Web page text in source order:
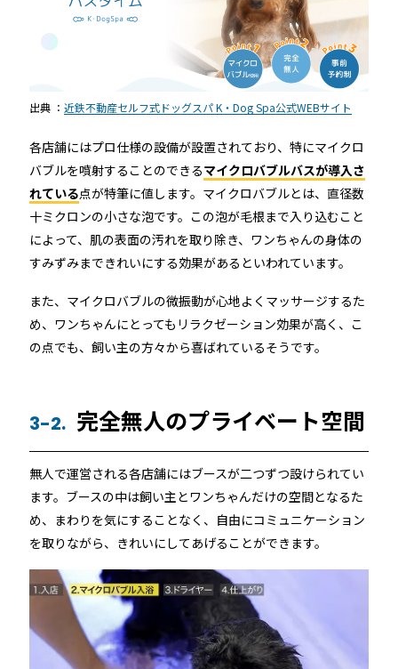
出典 ： 近鉄不動産セルフ式ドッグスパ K・Dog Spa公式WEBサイト
各店舗にはプロ仕様の設備が設置されており、特にマイクロ
バブルを噴射することのできるマイクロバブルバスが導入さ
れている点が特筆に値します。マイクロバブルとは、直径数
十ミクロンの小さな泡です。この泡が毛根まで入り込むこと
によって、肌の表面の汚れを取り除き、ワンちゃんの身体の
すみずみまできれいにする効果があるといわれています。
また、マイクロバブルの微振動が心地よくマッサージするた
め、ワンちゃんにとってもリラクゼーション効果が高く、こ
の点でも、飼い主の方々から喜ばれているそうです。
3-2. 完全無人のプライベート空間
無人で運営される各店舗にはブースが二つずつ設けられてい
ます。ブースの中は飼い主とワンちゃんだけの空間となるた
め、まわりを気にすることなく、自由にコミュニケーション
を取りながら、きれいにしてあげることができます。